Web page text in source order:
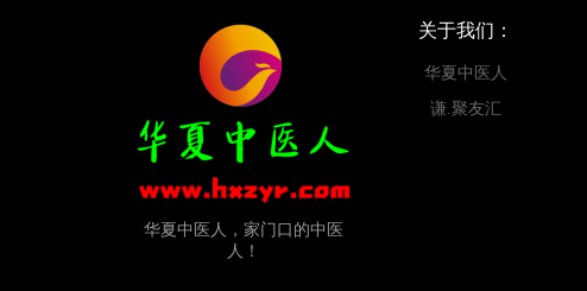
华夏中医人，家门口的中医
人！
关于我们：
华夏中医人
谦.聚友汇